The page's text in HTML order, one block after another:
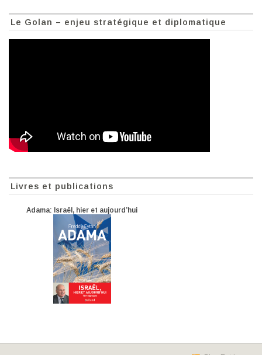
Le Golan – enjeu stratégique et diplomatique
Livres et publications
Adama: Israël, hier et aujourd’hui